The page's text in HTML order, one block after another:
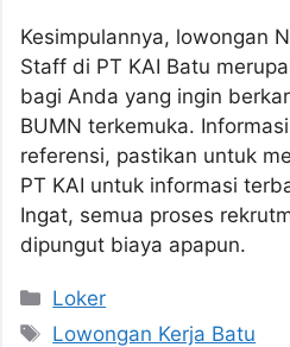
Kesimpulannya, lowongan
Staff di PT KAI Batu
bagi Anda yang ingin
BUMN terkemuka.
referensi, pastikan untuk
PT KAI untuk informasi
Ingat, semua proses
dipungut biaya apapun.
Kategori
Loker
Tag
Lowongan Kerja Batu